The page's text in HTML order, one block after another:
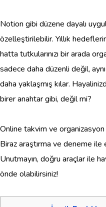
Notion gibi düzene dayalı
özelleştirilebilir. Yıllık
hatta tutkularınızı bir arada
sadece daha düzenli değil,
daha yaklaşmış kılar.
birer anahtar gibi, değil mi?
Online takvim ve organizasyon
Biraz araştırma ve deneme ile
Unutmayın, doğru araçlar ile
önde olabilirsiniz!